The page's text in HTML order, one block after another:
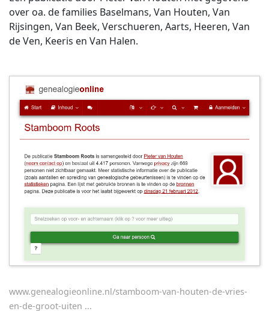
over oa. de families Baselmans, Van Houten, Van
Rijsingen, Van Beek, Verschueren, Aarts, Heeren, Van
de Ven, Keeris en Van Halen.
www.genealogieonline.nl/stamboom-van-houten-de-vries-
en-de-groot-uiten ...